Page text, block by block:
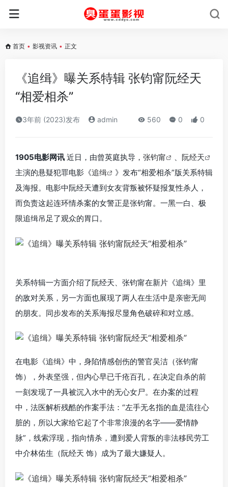
首页 • 影视资讯 • 正文
《追缉》曝关系特辑 张钧甯阮经天
“相爱相杀”
3年前 (2023)发布 admin 560 0 0
1905电影网讯 近日，由曾英庭执导， 张钧甯 、 阮经天
主演的悬疑犯罪电影《追缉
》发布“相爱相杀”版关系特辑
及海报。电影中阮经天遭到女友背叛被怀疑报复性杀人，
而负责这起连环情杀案的女警正是张钧甯。一黑一白、极
限追缉吊足了观众的胃口。
关系特辑一方面介绍了阮经天、张钧甯在新片《追缉》里
的敌对关系，另一方面也展现了两人在生活中是亲密无间
的朋友。同步发布的关系海报尽显角色破碎和对立感。
在电影《追缉》中，身陷情感创伤的警官吴洁（张钧甯
饰），外表坚强，但内心早已千疮百孔，在决定自杀的前
一刻发现了一具被沉入水中的无心女尸。在办案的过程
中，法医解析残酷的作案手法：“左手无名指的血是流往心
脏的，所以大家给它起了个非常浪漫的名字——爱情静
脉”，线索浮现，指向情杀，遭到爱人背叛的非法移民劳工
中介林佑生（阮经天 饰）成为了最大嫌疑人。